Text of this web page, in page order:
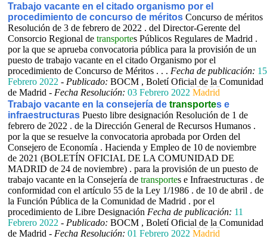
Trabajo vacante en el citado organismo por el
procedimiento de concurso de méritos Concurso de méritos
Resolución de 3 de febrero de 2022 . del Director-Gerente del
Consorcio Regional de transportes Públicos Regulares de Madrid .
por la que se aprueba convocatoria pública para la provisión de un
puesto de trabajo vacante en el citado Organismo por el
procedimiento de Concurso de Méritos . . . Fecha de publicación: 15
Febrero 2022 - Publicado: BOCM , Boletí Oficial de la Comunidad
de Madrid - Fecha Resolución: 03 Febrero 2022 Madrid
Trabajo vacante en la consejería de transportes e
infraestructuras Puesto libre designación Resolución de 1 de
febrero de 2022 . de la Dirección General de Recursos Humanos .
por la que se resuelve la convocatoria aprobada por Orden del
Consejero de Economía . Hacienda y Empleo de 10 de noviembre
de 2021 (BOLETÍN OFICIAL DE LA COMUNIDAD DE
MADRID de 24 de noviembre) . para la provisión de un puesto de
trabajo vacante en la Consejería de transportes e Infraestructuras . de
conformidad con el artículo 55 de la Ley 1/1986 . de 10 de abril . de
la Función Pública de la Comunidad de Madrid . por el
procedimiento de Libre Designación Fecha de publicación: 11
Febrero 2022 - Publicado: BOCM , Boletí Oficial de la Comunidad
de Madrid - Fecha Resolución: 01 Febrero 2022 Madrid